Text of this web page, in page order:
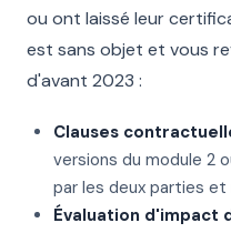
ou ont laissé leur
est sans objet et vous
d'avant 2023 :
Clauses
versions du module 2
par les deux parties et
Évaluation d'impact